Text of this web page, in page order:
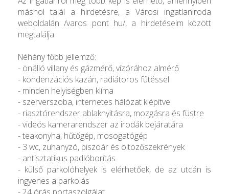
máshol talál a hirdetésre, a Városi ingatlaniroda
weboldalán /varos pont hu/, a hirdetéseim között
megtalálja.
Néhány főbb jellemző:
- önálló villany és gázmérő, vízórához almérő
- kondenzációs kazán, radiátoros fűtéssel
- minden helyiségben klíma
- szerverszoba, internetes hálózat kiépítve
- riasztórendszer ablaknyitásra, mozgásra és füstre
- videós kamerarendszer az irodák bejáratára
- teakonyha, hűtőgép, mosogatógép
- 3 wc, zuhanyzó, piszoár és öltözőszekrények
- antisztatikus padlóborítás
- külső parkolóhelyek is elérhetőek, de az utcán is
ingyenes a parkolás
- 24 órás portaszolgálat